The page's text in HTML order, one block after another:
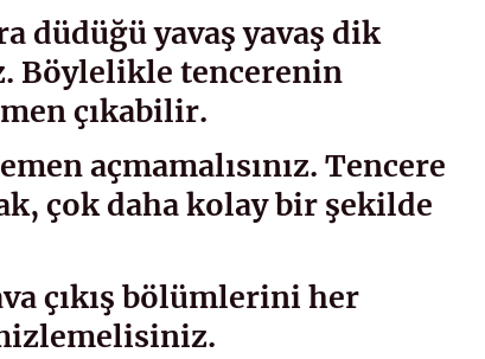
düdüğü yavaş yavaş dik
Böylelikle tencerenin
çıkabilir.
açmamalısınız. Tencere
çok daha kolay bir şekilde
çıkış bölümlerini her